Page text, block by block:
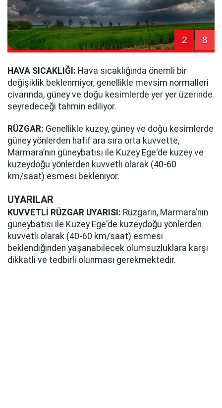
2 8
HAVA SICAKLIĞI: Hava sıcaklığında önemli bir
değişiklik beklenmiyor, genellikle mevsim normalleri
civarında, güney ve doğu kesimlerde yer yer üzerinde
seyredeceği tahmin ediliyor.
RÜZGAR: Genellikle kuzey, güney ve doğu kesimlerde
güney yönlerden hafif ara sıra orta kuvvette,
Marmara’nın güneybatısı ile Kuzey Ege'de kuzey ve
kuzeydoğu yönlerden kuvvetli olarak (40-60
km/saat) esmesi bekleniyor.
UYARILAR
KUVVETLİ RÜZGAR UYARISI: Rüzgarın, Marmara’nın
güneybatısı ile Kuzey Ege'de kuzeydoğu yönlerden
kuvvetli olarak (40-60 km/saat) esmesi
beklendiğinden yaşanabilecek olumsuzluklara karşı
dikkatli ve tedbirli olunması gerekmektedir.